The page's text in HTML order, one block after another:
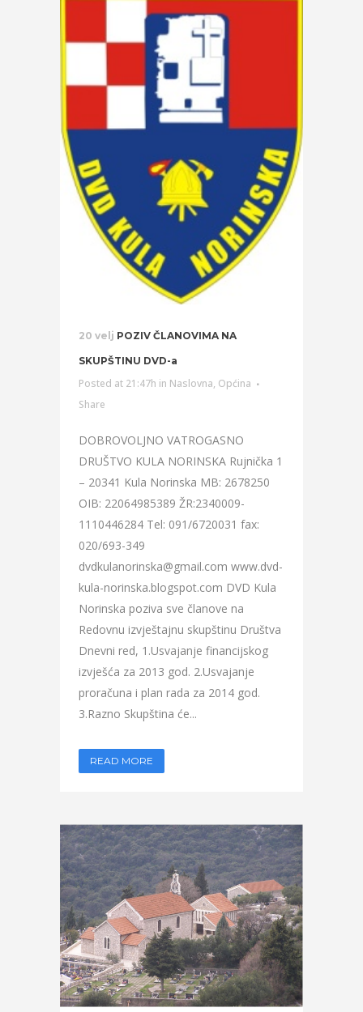
20 velj POZIV ČLANOVIMA NA
SKUPŠTINU DVD-a
Posted at 21:47h in Naslovna, Općina
Share
DOBROVOLJNO VATROGASNO
DRUŠTVO KULA NORINSKA Rujnička 1
– 20341 Kula Norinska MB: 2678250
OIB: 22064985389 ŽR:2340009-
1110446284 Tel: 091/6720031 fax:
020/693-349
dvdkulanorinska@gmail.com www.dvd-
kula-norinska.blogspot.com DVD Kula
Norinska poziva sve članove na
Redovnu izvještajnu skupštinu Društva
Dnevni red, 1.Usvajanje financijskog
izvješća za 2013 god. 2.Usvajanje
proračuna i plan rada za 2014 god.
3.Razno Skupština će...
READ MORE